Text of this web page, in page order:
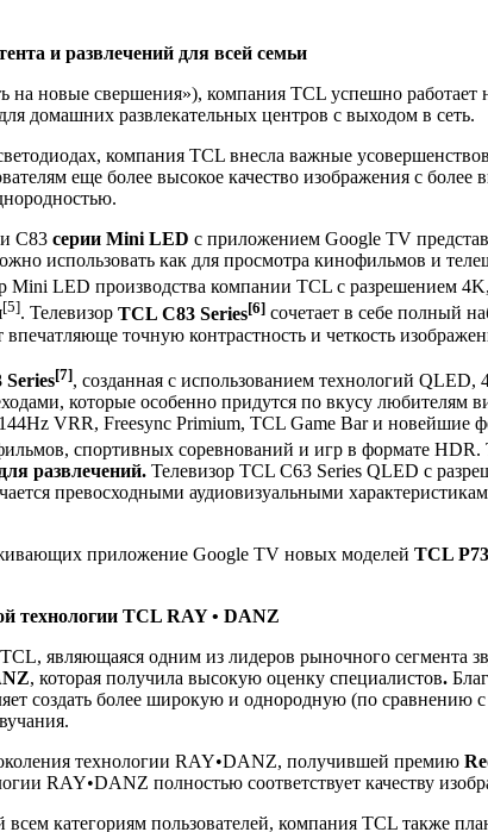
и развлечений для всей семьи
на новые свершения»), компания TCL успешно
домашних развлекательных центров с выходом в сеть.
компания TCL внесла важные
еще более высокое качество изображения с
C83 серии Mini LED с приложением Google TV
использовать как для просмотра кинофильмов и
LED производства компании TCL с разрешением
[5]. Телевизор TCL C83 Series[6] сочетает в себе полный
точную контрастность и четкость
[7], созданная с использованием технологий
которые особенно придутся по вкусу любителям
VRR, Freesync Primium, TCL Game Bar и
спортивных соревнований и игр в формате
развлечений. Телевизор TCL C63 Series QLED с
превосходными аудиовизуальными
приложение Google TV новых моделей TCL
технологии TCL RAY • DANZ
являющаяся одним из лидеров рыночного сегмента
, которая получила высокую оценку специалистов.
создать более широкую и однородную (по
технологии RAY•DANZ, получившей премию
RAY•DANZ полностью соответствует качеству
категориям пользователей, компания TCL также